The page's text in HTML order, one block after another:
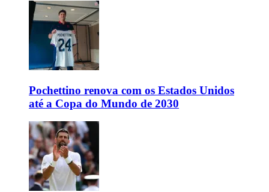
Pochettino renova com os Estados Unidos
até a Copa do Mundo de 2030